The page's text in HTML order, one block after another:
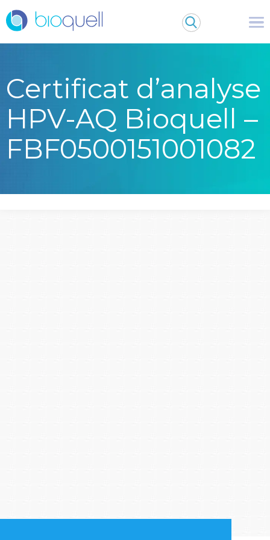
Certificat d’analyse
HPV-AQ Bioquell –
FBF0500151001082